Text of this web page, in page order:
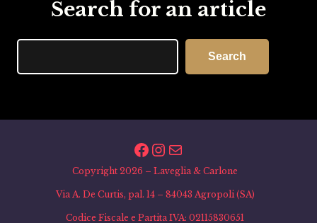
Search for an article
Search
Facebook
Instagram
Email
Copyright 2026 – Laveglia & Carlone
Via A. De Curtis, pal. 14 – 84043 Agropoli (SA)
Codice Fiscale e Partita IVA: 02115830651